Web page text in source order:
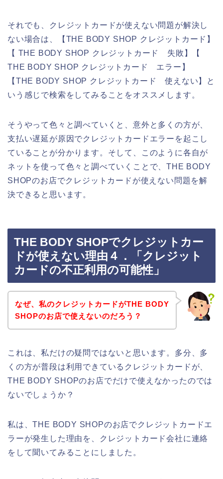
それでも、クレジットカードが使えない問題が解決し
ない場合は、【THE BODY SHOP クレジットカード】
【 THE BODY SHOP クレジットカード 失敗】【
THE BODY SHOP クレジットカード エラー】
【THE BODY SHOP クレジットカード 使えない】と
いう感じで検索をしてみることをオススメします。
そうやって色々と調べていくと、意外と多くの方が、
支払い遅延が原因でクレジットカードエラーを起こし
ていることが分かります。そして、このように各自が
ネットを使って色々と調べていくことで、THE BODY
SHOPのお店でクレジットカードが使えない問題を解
決できると思います。
THE BODY SHOPでクレジットカー
ドが使えない理由４．「クレジット
カードの不正利用の可能性」
なぜ、私のクレジットカードがTHE BODY
SHOPのお店で使えないのだろう？
これは、私だけの疑問ではないと思います。多分、多
くの方が普段は利用できているクレジットカードが、
THE BODY SHOPのお店でだけで使えなかったのでは
ないでしょうか？
私は、THE BODY SHOPのお店でクレジットカードエ
ラーが発生した理由を、クレジットカード会社に連絡
をして聞いてみることにしました。